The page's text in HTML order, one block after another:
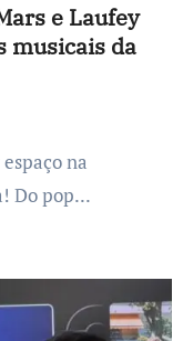
e Laufey
musicais da
Do pop...